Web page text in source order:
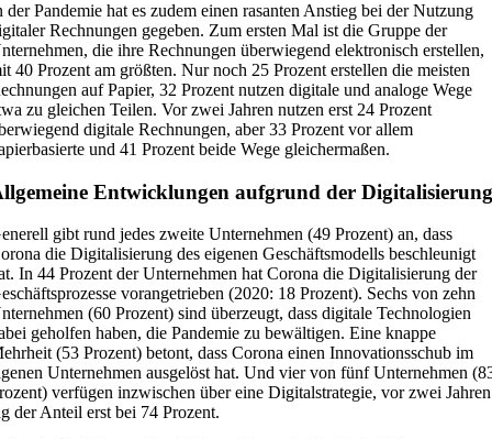
der Pandemie hat es zudem einen rasanten Anstieg bei der Nutzung
Rechnungen gegeben. Zum ersten Mal ist die Gruppe der
die ihre Rechnungen überwiegend elektronisch erstellen,
40 Prozent am größten. Nur noch 25 Prozent erstellen die meisten
auf Papier, 32 Prozent nutzen digitale und analoge Wege
zu gleichen Teilen. Vor zwei Jahren nutzen erst 24 Prozent
digitale Rechnungen, aber 33 Prozent vor allem
und 41 Prozent beide Wege gleichermaßen.
Entwicklungen aufgrund der
gibt rund jedes zweite Unternehmen (49 Prozent) an, dass
die Digitalisierung des eigenen Geschäftsmodells beschleunigt
In 44 Prozent der Unternehmen hat Corona die Digitalisierung der
vorangetrieben (2020: 18 Prozent). Sechs von zehn
(60 Prozent) sind überzeugt, dass digitale Technologien
geholfen haben, die Pandemie zu bewältigen. Eine knappe
(53 Prozent) betont, dass Corona einen Innovationsschub im
Unternehmen ausgelöst hat. Und vier von fünf Unternehmen
verfügen inzwischen über eine Digitalstrategie, vor zwei Jahren
der Anteil erst bei 74 Prozent.